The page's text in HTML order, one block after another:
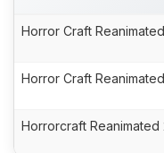
Horror Craft
Horror Craft
Horrorcraft Reanimated